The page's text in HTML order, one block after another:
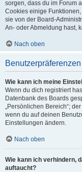
sorgen, dass du im Forum
Cookies einige
sie von der Board-
An- oder Abmeldung hast,
Nach oben
Wie kann ich meine
Wenn du dich registriert
Datenbank des Boards
„Persönlichen Bereich“;
wenn du auf deinen
Einstellungen ändern.
Nach oben
Wie kann ich verhindern,
auftaucht?